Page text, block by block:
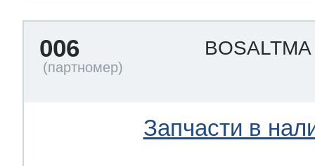
006
Запчасти в